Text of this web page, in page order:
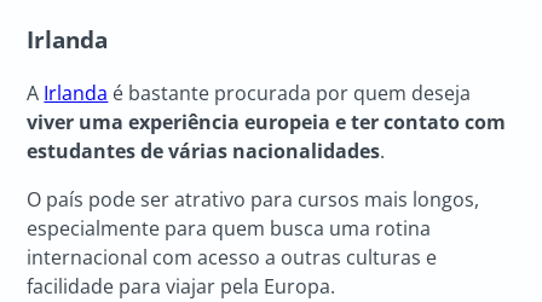
Irlanda
A Irlanda é bastante procurada por quem deseja
viver uma experiência europeia e ter contato com
estudantes de várias nacionalidades.
O país pode ser atrativo para cursos mais longos,
especialmente para quem busca uma rotina
internacional com acesso a outras culturas e
facilidade para viajar pela Europa.